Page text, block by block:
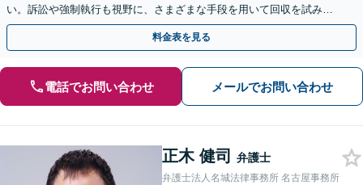
い。訴訟や強制執行も視野に、さまざまな手段を用いて回収を試みま
す【土日祝対応可】【Web相談可】
料金表を見る
電話でお問い合わせ メールでお問い合わせ
正木 健司 弁護士
弁護士法人名城法律事務所 名古屋事務所